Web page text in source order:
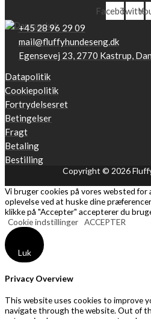
FacebookTwitter
+45 28 96 29 09
mail@fluffyhundeseng.dk
Egensevej 23, 2770 Kastrup,
Datapolitik
Cookiepolitik
Fortrydelsesret
Betingelser
Fragt
Betaling
Bestilling
Copyright © 2026
Vi bruger cookies på vores websted
oplevelse ved at huske dine
klikke på "Accepter" accepterer du
Cookie indstillinger ACCEPTER
Luk
Privacy Overview
This website uses cookies to improve
navigate through the website. Out of